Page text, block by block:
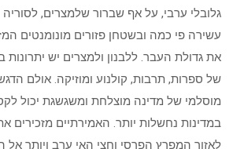
גלובלי ערבי, על אף שברור שלמצרים, לסוריה
עשירה פי כמה ובשטחן פזורים מונומנטים
את גדולת העבר. ללבנון ולמצרים יש
של ספרות, תרבות, קולנוע ומוזיקה. אולם
מוסלמי של מדינה מוצלחת ומשגשגת יכול
במדינות נחשלות יותר. האמירתיים
לאזור המפרץ הפרסי וחצי האי ערב ויותר אל